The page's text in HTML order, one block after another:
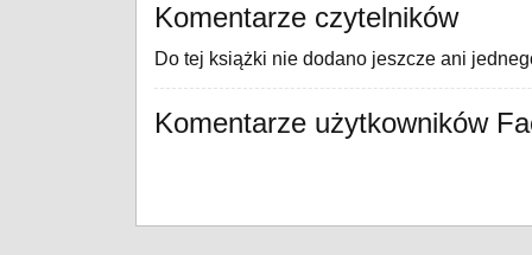
Komentarze czytelników
Do tej książki nie dodano jeszcze ani
Komentarze użytkowników